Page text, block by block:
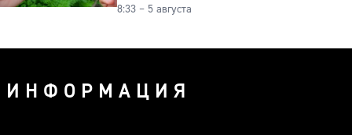
8:33 – 5 августа
ИНФОРМАЦИЯ